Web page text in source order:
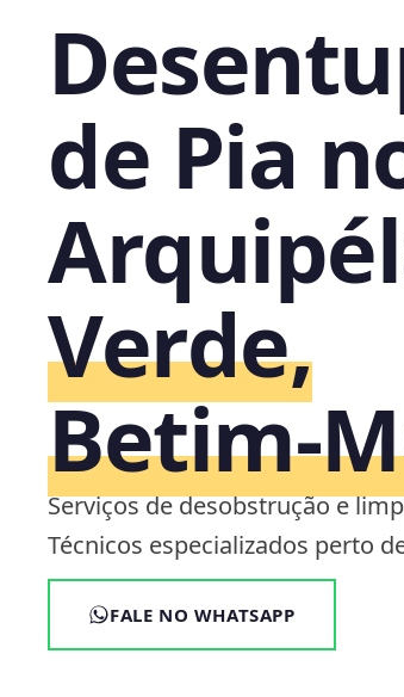
de Pia
Verde,
Serviços de desobstrução e
Técnicos especializados perto
FALE NO WHATSAPP